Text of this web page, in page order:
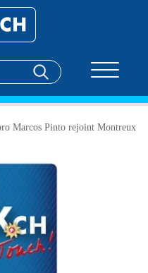
Marcos Pinto rejoint Montreux